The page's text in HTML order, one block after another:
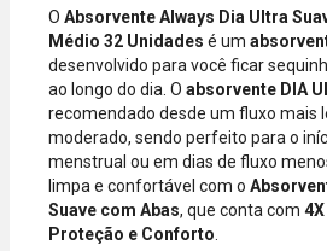
compra, não
o valor da
parcela.
Certifique-se
de que o total
está dentro
do limite
disponível do
seu cartão.
Bandeiras
confirmar o
pagamento e
finalizar a
compra.
O Absorvente Always Dia Ultra
Médio 32 Unidades é um
desenvolvido para você ficar
ao longo do dia. O absorvente DIA
recomendado desde um fluxo mais
moderado, sendo perfeito para o
menstrual ou em dias de fluxo
limpa e confortável com o
Suave com Abas, que conta com
Proteção e Conforto